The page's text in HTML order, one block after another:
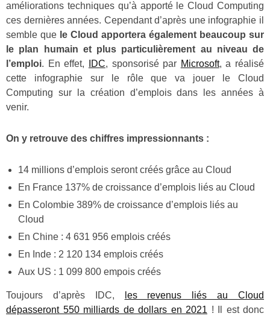
améliorations techniques qu’à apporté le Cloud Computing
ces dernières années. Cependant d’après une infographie il
semble que le Cloud apportera également beaucoup sur
le plan humain et plus particulièrement au niveau de
l’emploi. En effet, IDC, sponsorisé par Microsoft, a réalisé
cette infographie sur le rôle que va jouer le Cloud
Computing sur la création d’emplois dans les années à
venir.
On y retrouve des chiffres impressionnants :
14 millions d’emplois seront créés grâce au Cloud
En France 137% de croissance d’emplois liés au Cloud
En Colombie 389% de croissance d’emplois liés au
Cloud
En Chine : 4 631 956 emplois créés
En Inde : 2 120 134 emplois créés
Aux US : 1 099 800 empois créés
Toujours d’après IDC,
les revenus liés au Cloud
dépasseront 550 milliards de dollars en 2021 ! Il est donc